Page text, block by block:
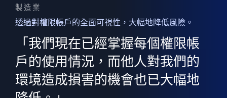
製造業
透過對權限帳戶的全面可視性，大幅地降低風險。
「我們現在已經掌握每個權限帳
戶的使用情況，而他人對我們的
環境造成損害的機會也已大幅地